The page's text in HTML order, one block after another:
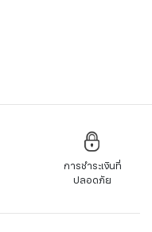
การชำระเงินที่
ปลอดภัย